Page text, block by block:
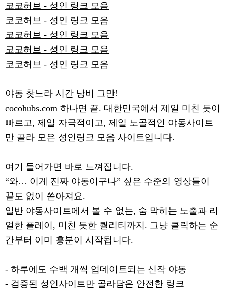
코코허브 - 성인 링크 모음
코코허브 - 성인 링크 모음
코코허브 - 성인 링크 모음
코코허브 - 성인 링크 모음
코코허브 - 성인 링크 모음
야동 찾느라 시간 낭비 그만!
cocohubs.com 하나면 끝. 대한민국에서 제일 미친 듯이
빠르고, 제일 자극적이고, 제일 노골적인 야동사이트
만 골라 모은 성인링크 모음 사이트입니다.
여기 들어가면 바로 느껴집니다.
“와… 이게 진짜 야동이구나” 싶은 수준의 영상들이
끝도 없이 쏟아져요.
일반 야동사이트에서 볼 수 없는, 숨 막히는 노출과 리
얼한 플레이, 미친 듯한 퀄리티까지. 그냥 클릭하는 순
간부터 이미 흥분이 시작됩니다.
- 하루에도 수백 개씩 업데이트되는 신작 야동
- 검증된 성인사이트만 골라담은 안전한 링크